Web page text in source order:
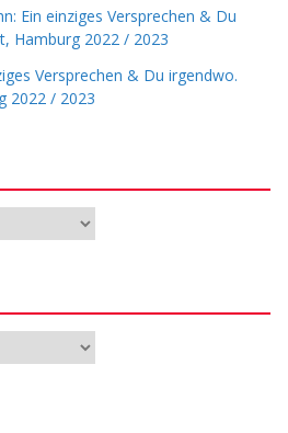
Ein einziges Versprechen & Du
Hamburg 2022 / 2023
Versprechen & Du irgendwo.
2022 / 2023